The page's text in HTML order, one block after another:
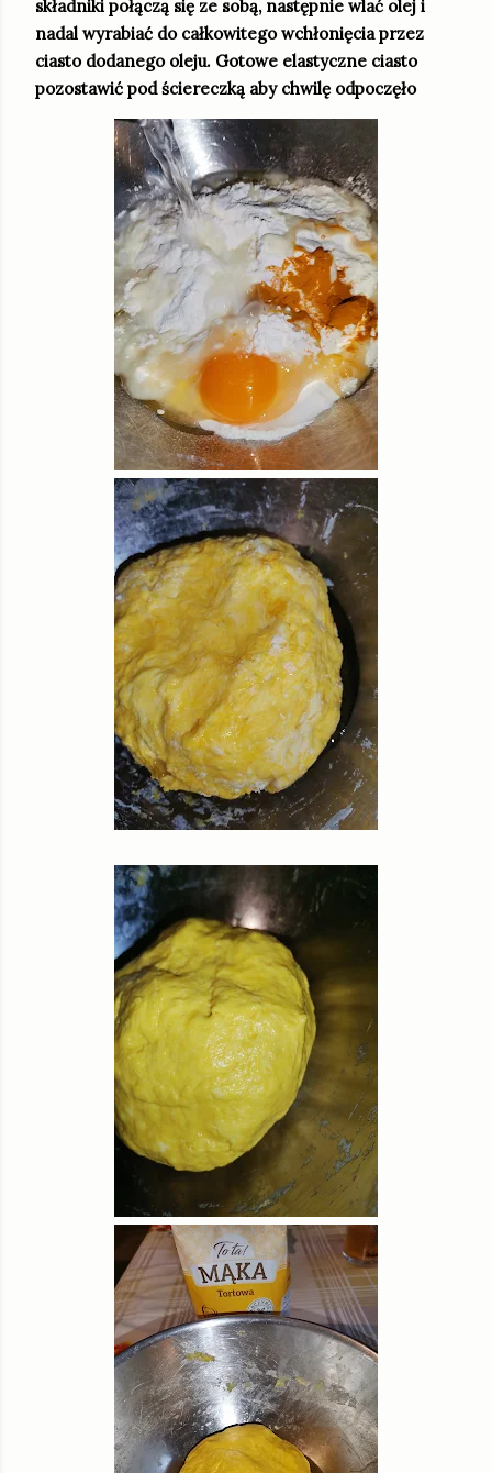
składniki połączą się ze sobą, następnie wlać olej i
nadal wyrabiać do całkowitego wchłonięcia przez
ciasto dodanego oleju. Gotowe elastyczne ciasto
pozostawić pod ściereczką aby chwilę odpoczęło